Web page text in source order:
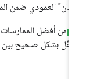
العمودي ضمن
من أفضل الممارسات
بشكل صحيح بين